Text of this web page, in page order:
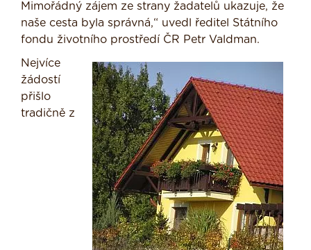
Mimořádný zájem ze strany žadatelů ukazuje, že
naše cesta byla správná,“ uvedl ředitel Státního
fondu životního prostředí ČR Petr Valdman.
Nejvíce
žádostí
přišlo
tradičně z